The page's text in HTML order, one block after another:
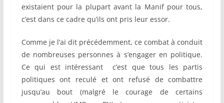
existaient pour la plupart avant la Manif pour tous,
c’est dans ce cadre qu’ils ont pris leur essor.
Comme je l’ai dit précédemment, ce combat à conduit
de nombreuses personnes à s’engager en politique.
Ce qui est intéressant c’est que tous les partis
politiques ont reculé et ont refusé de combattre
jusqu’au bout (malgré le courage de certains